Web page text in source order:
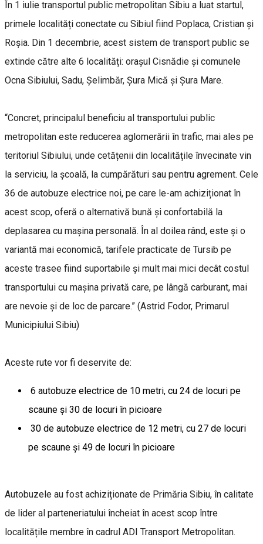
În 1 iulie transportul public metropolitan Sibiu a luat startul,
primele localități conectate cu Sibiul fiind Poplaca, Cristian și
Roșia. Din 1 decembrie, acest sistem de transport public se
extinde către alte 6 localități: orașul Cisnădie și comunele
Ocna Sibiului, Sadu, Șelimbăr, Șura Mică și Șura Mare.
“Concret, principalul beneficiu al transportului public
metropolitan este reducerea aglomerării în trafic, mai ales pe
teritoriul Sibiului, unde cetățenii din localitățile învecinate vin
la serviciu, la școală, la cumpărături sau pentru agrement. Cele
36 de autobuze electrice noi, pe care le-am achiziționat în
acest scop, oferă o alternativă bună și confortabilă la
deplasarea cu mașina personală. În al doilea rând, este și o
variantă mai economică, tarifele practicate de Tursib pe
aceste trasee fiind suportabile și mult mai mici decât costul
transportului cu mașina privată care, pe lângă carburant, mai
are nevoie și de loc de parcare.” (Astrid Fodor, Primarul
Municipiului Sibiu)
Aceste rute vor fi deservite de:
6 autobuze electrice de 10 metri, cu 24 de locuri pe
scaune și 30 de locuri în picioare
30 de autobuze electrice de 12 metri, cu 27 de locuri
pe scaune și 49 de locuri în picioare
Autobuzele au fost achiziționate de Primăria Sibiu, în calitate
de lider al parteneriatului încheiat în acest scop între
localitățile membre în cadrul ADI Transport Metropolitan.